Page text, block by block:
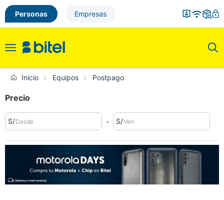
Personas Empresas
Toggle
Inicio Equipos Postpago
Precio
S/ - S/